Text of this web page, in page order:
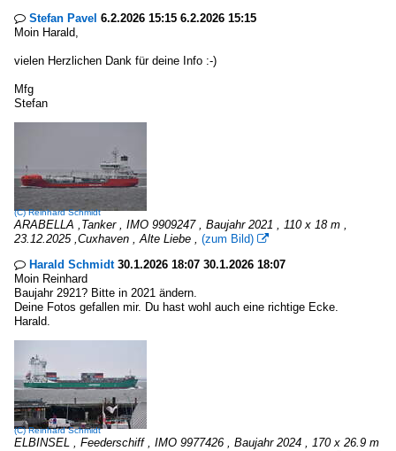
 Stefan Pavel 6.2.2026 15:15 6.2.2026 15:15
Moin Harald,
vielen Herzlichen Dank für deine Info :-)
Mfg
Stefan
(C)Reinhard Schmidt
ARABELLA ,Tanker , IMO 9909247 , Baujahr 2021 , 110 x 18 m ,
23.12.2025 ,Cuxhaven , Alte Liebe , (zum Bild) 
 Harald Schmidt30.1.2026 18:07 30.1.2026 18:07
Moin Reinhard
Baujahr 2921? Bitte in 2021 ändern.
Deine Fotos gefallen mir. Du hast wohl auch eine richtige Ecke.
Harald.
(C)Reinhard Schmidt
ELBINSEL , Feederschiff , IMO 9977426 , Baujahr 2024 , 170 x 26.9 m